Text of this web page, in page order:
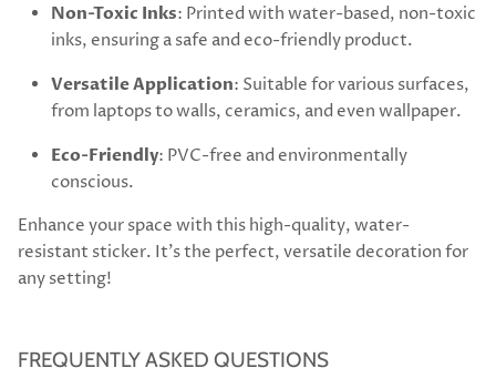
Non-Toxic Inks: Printed with water-based, non-toxic
inks, ensuring a safe and eco-friendly product.
Versatile Application: Suitable for various surfaces,
from laptops to walls, ceramics, and even wallpaper.
Eco-Friendly: PVC-free and environmentally
conscious.
Enhance your space with this high-quality, water-
resistant sticker. It’s the perfect, versatile decoration for
any setting!
FREQUENTLY ASKED QUESTIONS